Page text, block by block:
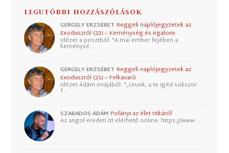
LEGUTÓBBI HOZZÁSZÓLÁSOK
GERGELY ERZSÉBET Reggeli naplójegyzetek az
Exoduszról (22) – Keménység és irgalom
Idézet a posztból: "A mai ember fejében a
keménysé…
GERGELY ERZSÉBET Reggeli naplójegyzetek az
Exoduszról (21) – Felkavaró
Idézet Ádám imájából: "„Urunk, a te igéd sokszor
f…
SZABADOS ÁDÁM Polányi az élet titkáról
Az angol eredeti itt elérhető online: https://www.…